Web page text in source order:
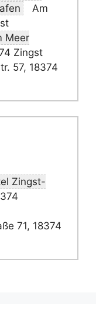
Am
Meer
Zingst
57, 18374
Zingst-
71, 18374